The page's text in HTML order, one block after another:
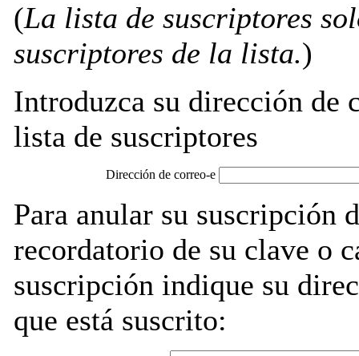
(La lista de suscriptores
suscriptores de la lista.)
Introduzca su dirección de
lista de suscriptores
Dirección de correo-e
Para anular su suscripción
recordatorio de su clave o
suscripción indique su
que está suscrito: